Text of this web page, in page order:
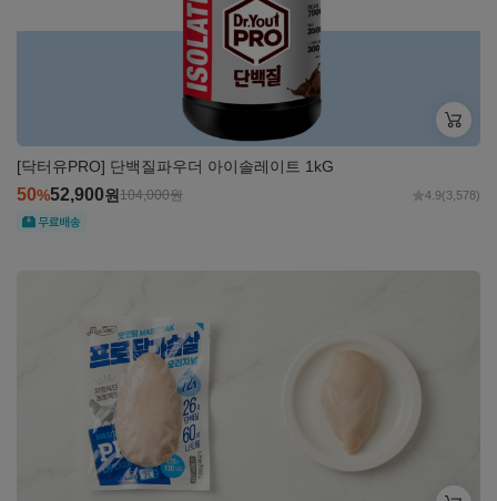
[닥터유PRO] 단백질파우더 아이솔레이트 1kG
50%52,900원104,000원 4.9(3,578)
무료